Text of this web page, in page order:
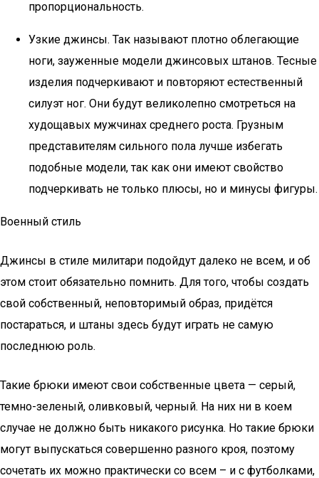
пропорциональность.
Узкие джинсы. Так называют плотно облегающие
ноги, зауженные модели джинсовых штанов. Тесные
изделия подчеркивают и повторяют естественный
силуэт ног. Они будут великолепно смотреться на
худощавых мужчинах среднего роста. Грузным
представителям сильного пола лучше избегать
подобные модели, так как они имеют свойство
подчеркивать не только плюсы, но и минусы фигуры.
Военный стиль
Джинсы в стиле милитари подойдут далеко не всем, и об
этом стоит обязательно помнить. Для того, чтобы создать
свой собственный, неповторимый образ, придётся
постараться, и штаны здесь будут играть не самую
последнюю роль.
Такие брюки имеют свои собственные цвета — серый,
темно-зеленый, оливковый, черный. На них ни в коем
случае не должно быть никакого рисунка. Но такие брюки
могут выпускаться совершенно разного кроя, поэтому
сочетать их можно практически со всем – и с футболками,